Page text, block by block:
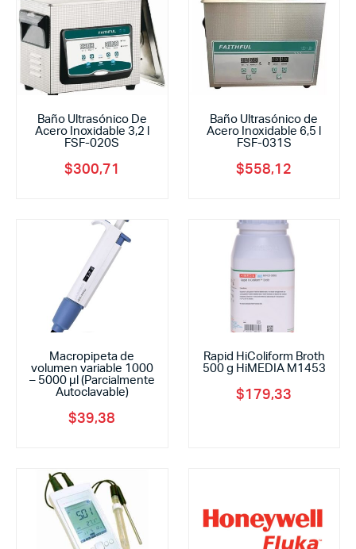
Baño Ultrasónico De
Acero Inoxidable 3,2 l
FSF-020S
$300,71
Baño Ultrasónico de
Acero Inoxidable 6,5 l
FSF-031S
$558,12
Macropipeta de
volumen variable 1000
– 5000 μl (Parcialmente
Autoclavable)
$39,38
Rapid HiColiform Broth
500 g HiMEDIA M1453
$179,33